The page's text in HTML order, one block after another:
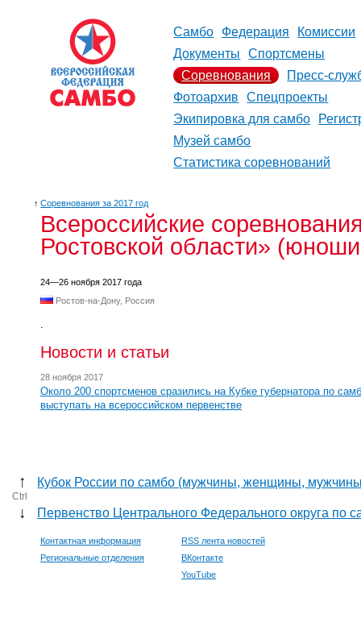
Самбо Федерация
Комиссии
Документы
Спортсмены
Соревнования
Пресс-
Фотоархив
Спецпроекты
Экипировка для самбо
Музей самбо
Статистика соревнований
↑ Соревнования за 2017 год
Всероссийские
Ростовской области»
24—26 ноября 2017 года
Ростов-на-Дону, Россия
.
Новости и статьи
28 ноября 2017
Около 200 спортсменов сразились на Кубке губернатора по
выступать на всероссийском первенстве
↑ Кубок России по самбо (мужчины, женщины,
Ctrl
↓ Первенство Центрального Федерального округа по
Контактная информация
Региональные отделения
RSS лента новостей
ВКонтакте
YouTube